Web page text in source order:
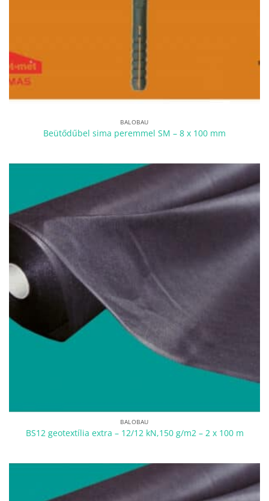
BALOBAU
Beütődűbel sima peremmel SM – 8 x 100 mm
BALOBAU
BS12 geotextília extra – 12/12 kN,150 g/m2 – 2 x 100 m